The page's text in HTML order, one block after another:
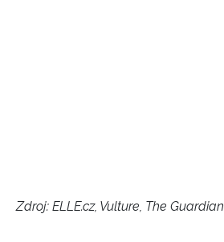
Zdroj: ELLE.cz, Vulture, The Guardian